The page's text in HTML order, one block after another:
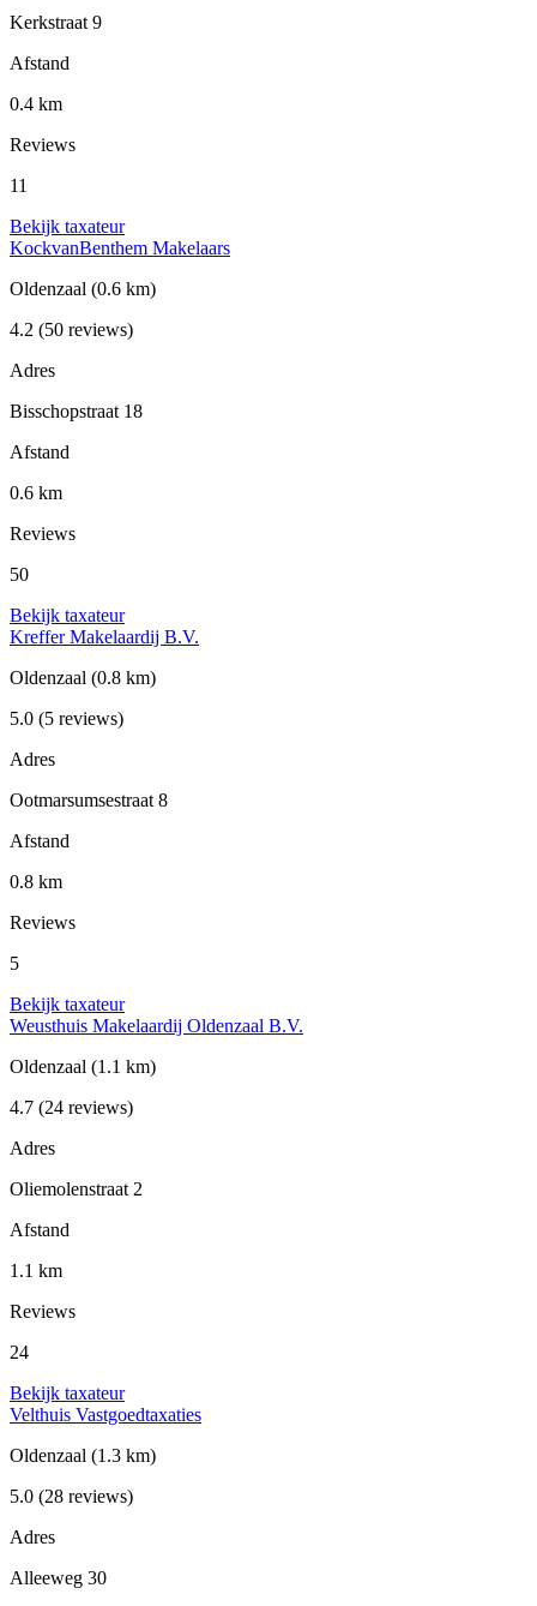
Kerkstraat 9
Afstand
0.4 km
Reviews
11
Bekijk taxateur
KockvanBenthem Makelaars
Oldenzaal (0.6 km)
4.2 (50 reviews)
Adres
Bisschopstraat 18
Afstand
0.6 km
Reviews
50
Bekijk taxateur
Kreffer Makelaardij B.V.
Oldenzaal (0.8 km)
5.0 (5 reviews)
Adres
Ootmarsumsestraat 8
Afstand
0.8 km
Reviews
5
Bekijk taxateur
Weusthuis Makelaardij Oldenzaal B.V.
Oldenzaal (1.1 km)
4.7 (24 reviews)
Adres
Oliemolenstraat 2
Afstand
1.1 km
Reviews
24
Bekijk taxateur
Velthuis Vastgoedtaxaties
Oldenzaal (1.3 km)
5.0 (28 reviews)
Adres
Alleeweg 30